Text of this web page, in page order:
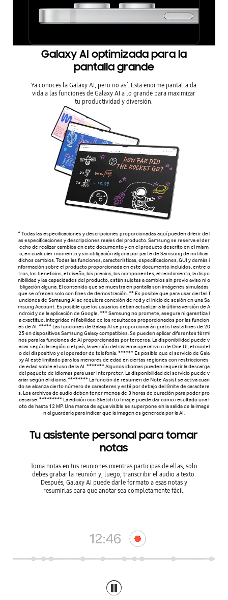
Galaxy AI optimizada para la
pantalla grande
Ya conoces la Galaxy AI, pero no así. Esta enorme pantalla da
vida a las funciones de Galaxy AI a lo grande para maximizar
tu productividad y diversión.
* Todas las especificaciones y descripciones proporcionadas aquí pueden diferir de l
as especificaciones y descripciones reales del producto. Samsung se reserva el der
echo de realizar cambios en este documento y en el producto descrito en el mism
o, en cualquier momento y sin obligación alguna por parte de Samsung de notificar
dichos cambios. Todas las funciones, características, especificaciones, GUI y demás i
nformación sobre el producto proporcionada en este documento incluidos, entre o
tros, los beneficios, el diseño, los precios, los componentes, el rendimiento, la dispo
nibilidad y las capacidades del producto, están sujetas a cambios sin previo aviso ni o
bligación alguna. El contenido que se muestra en pantalla son imágenes simuladas
que se ofrecen solo con fines de demostración. ** Es posible que para usar ciertas f
unciones de Samsung AI se requiera conexión de red y el inicio de sesión en una Sa
msung Account. Es posible que los usuarios deban actualizar a la última versión de A
ndroid y de la aplicación de Google. *** Samsung no promete, asegura ni garantiza l
a exactitud, integridad ni fiabilidad de los resultados proporcionados por las funcion
es de AI. ***** Las funciones de Galaxy AI se proporcionarán gratis hasta fines de 20
25 en dispositivos Samsung Galaxy compatibles. Se pueden aplicar diferentes térmi
nos para las funciones de AI proporcionadas por terceros. La disponibilidad puede v
ariar según la región o el país, la versión del sistema operativo o de One UI, el model
o del dispositivo y el operador de telefonía. ****** Es posible que el servicio de Gala
xy AI esté limitado para los menores de edad en ciertas regiones con restricciones
de edad sobre el uso de la AI. ******* Algunos idiomas pueden requerir la descarga
del paquete de idiomas para usar Interpreter. La disponibilidad del servicio puede v
ariar según el idioma. ******** La función de resumen de Note Assist se activa cuan
do se alcanza cierto número de caracteres y está por debajo del límite de caractere
s. Los archivos de audio deben tener menos de 3 horas de duración para poder pro
cesarse. ********* La edición con Sketch to Image puede dar como resultado una f
oto de hasta 12 MP. Una marca de agua visible se superpone en la salida de la image
n al guardarla para indicar que la imagen es generada por la AI.
Tu asistente personal para tomar
notas
Toma notas en tus reuniones mientras participas de ellas; solo
debes grabar la reunión y, luego, transcribir el audio a texto.
Después, Galaxy AI puede darle formato a esas notas y
resumirlas para que anotar sea completamente fácil.